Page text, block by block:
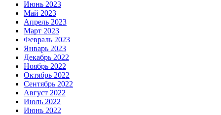
Июнь 2023
Май 2023
Апрель 2023
Март 2023
Февраль 2023
Январь 2023
Декабрь 2022
Ноябрь 2022
Октябрь 2022
Сентябрь 2022
Август 2022
Июль 2022
Июнь 2022